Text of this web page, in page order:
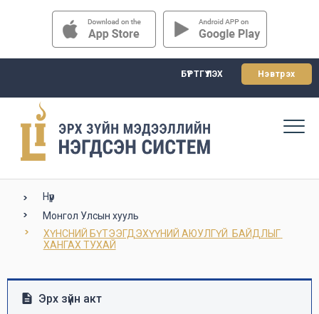
БҮРТГҮҮЛЭХ Нэвтрэх
Нүүр
Монгол Улсын хууль
ХҮНСНИЙ БҮТЭЭГДЭХҮҮНИЙ АЮУЛГҮЙ  БАЙДЛЫГ
ХАНГАХ ТУХАЙ
Эрх зүйн акт